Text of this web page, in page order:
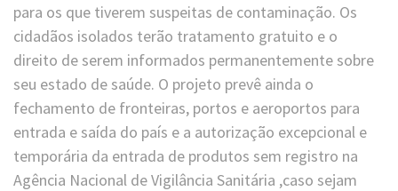
para os que tiverem suspeitas de contaminação. Os
cidadãos isolados terão tratamento gratuito e o
direito de serem informados permanentemente sobre
seu estado de saúde. O projeto prevê ainda o
fechamento de fronteiras, portos e aeroportos para
entrada e saída do país e a autorização excepcional e
temporária da entrada de produtos sem registro na
Agência Nacional de Vigilância Sanitária ,caso sejam